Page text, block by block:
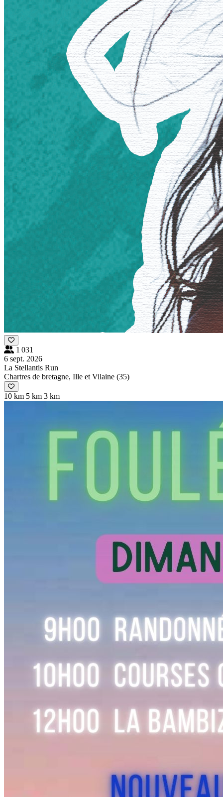
1 031
6 sept. 2026
La Stellantis Run
Chartres de bretagne, Ille et Vilaine (35)
10 km 5 km 3 km